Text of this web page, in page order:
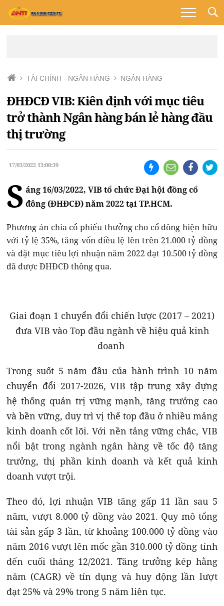
TÀI CHÍNH - NGÂN HÀNG NGÂN HÀNG
ĐHĐCĐ VIB: Kiên định với mục tiêu
trở thành Ngân hàng bán lẻ hàng đầu
thị trường
17/03/2022 13:00:39
S áng 16/03/2022, VIB tổ chức Đại hội đồng cổ
đông (ĐHĐCĐ) năm 2022 tại TP.HCM.
Phương án chia cổ phiếu thưởng cho cổ đông hiện hữu
với tỷ lệ 35%, tăng vốn điều lệ lên trên 21.000 tỷ đồng
và đặt mục tiêu lợi nhuận năm 2022 đạt 10.500 tỷ đồng
đã được ĐHĐCĐ thông qua.
Giai đoạn 1 chuyển đổi chiến lược (2017 – 2021)
đưa VIB vào Top đầu ngành về hiệu quả kinh
doanh
Trong suốt 5 năm đầu của hành trình 10 năm
chuyển đổi 2017-2026, VIB tập trung xây dựng
hệ thống quản trị vững mạnh, tăng trưởng cao
và bền vững, duy trì vị thế top đầu ở nhiều mảng
kinh doanh cốt lõi. Với nền tảng vững chắc, VIB
nổi bật trong ngành ngân hàng về tốc độ tăng
trưởng, thị phần kinh doanh và kết quả kinh
doanh vượt trội.
Theo đó, lợi nhuận VIB tăng gấp 11 lần sau 5
năm, vượt 8.000 tỷ đồng vào 2021. Quy mô tổng
tài sản gấp 3 lần, từ khoảng 100.000 tỷ đồng vào
năm 2016 vượt lên mốc gần 310.000 tỷ đồng tính
đến cuối tháng 12/2021. Tăng trưởng kép hằng
năm (CAGR) về tín dụng và huy động lần lượt
đạt 25% và 29% trong 5 năm liên tục.